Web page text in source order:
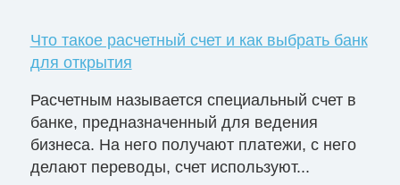
Что такое расчетный счет и как выбрать банк
для открытия
Расчетным называется специальный счет в
банке, предназначенный для ведения
бизнеса. На него получают платежи, с него
делают переводы, счет используют...